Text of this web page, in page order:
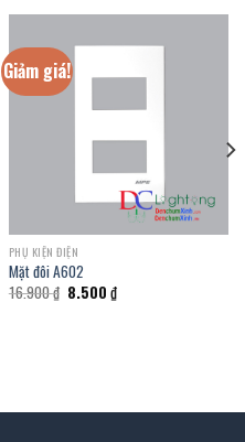
Giảm giá!
PHỤ KIỆN ĐIỆN
Mặt đôi A602
16.900₫ Giá
gốc
8.500 ₫Giá
hiện